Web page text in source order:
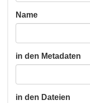
Name
in den Metadaten
in den Dateien